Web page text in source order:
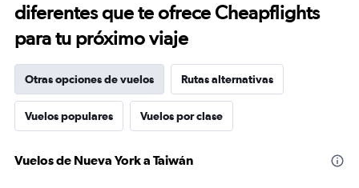
diferentes que te ofrece Cheapflights
para tu próximo viaje
Otras opciones de vuelos Rutas alternativas
Vuelos populares Vuelos por clase
Vuelos de Nueva York a Taiwán